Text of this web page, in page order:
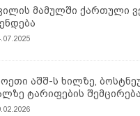
მამულში ქართული
აშშ-ს ხილზე,
ტარიფების